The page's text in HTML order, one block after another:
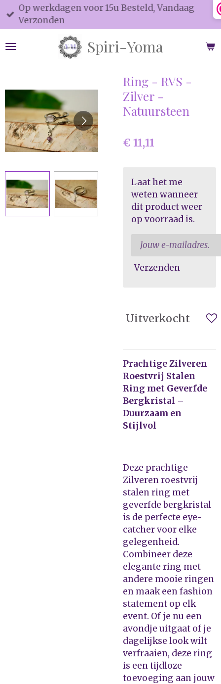
Ga
direct
de
Spiri-Yoma
Op werkdagen voor 15u Besteld, Vandaag
Verzonden
Ring - RVS -
Zilver -
Natuursteen
€ 11,11
Laat het me
weten wanneer
dit product weer
op voorraad is.
Verzenden
Uitverkocht
Prachtige Zilveren
Roestvrij Stalen
Ring met Geverfde
Bergkristal –
Duurzaam en
Stijlvol
Deze prachtige
Zilveren roestvrij
stalen ring met
geverfde bergkristal
is de perfecte eye-
catcher voor elke
gelegenheid.
Combineer deze
elegante ring met
andere mooie ringen
en maak een fashion
statement op elk
event. Of je nu een
avondje uitgaat of je
dagelijkse look wilt
verfraaien, deze ring
is een tijdloze
toevoeging aan jouw